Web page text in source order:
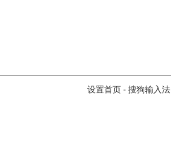
设置首页 - 搜狗输入法